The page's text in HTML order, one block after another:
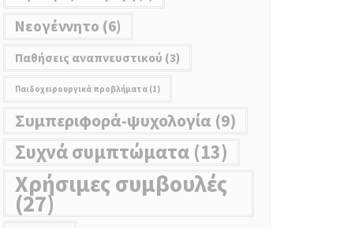
Νεoγέννητο (6)
Παθήσεις αναπνευστικού (3)
Παιδοχειρουργικά προβλήματα (1)
Συμπεριφορά-ψυχολογία (9)
Συχνά συμπτώματα (13)
Χρήσιμες συμβουλές
(27)